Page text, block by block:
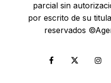
parcial sin
por escrito de su
reservados